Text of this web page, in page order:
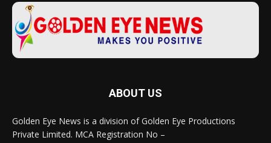
ABOUT US
Golden Eye News is a division of Golden Eye Productions
Private Limited. MCA Registration No –